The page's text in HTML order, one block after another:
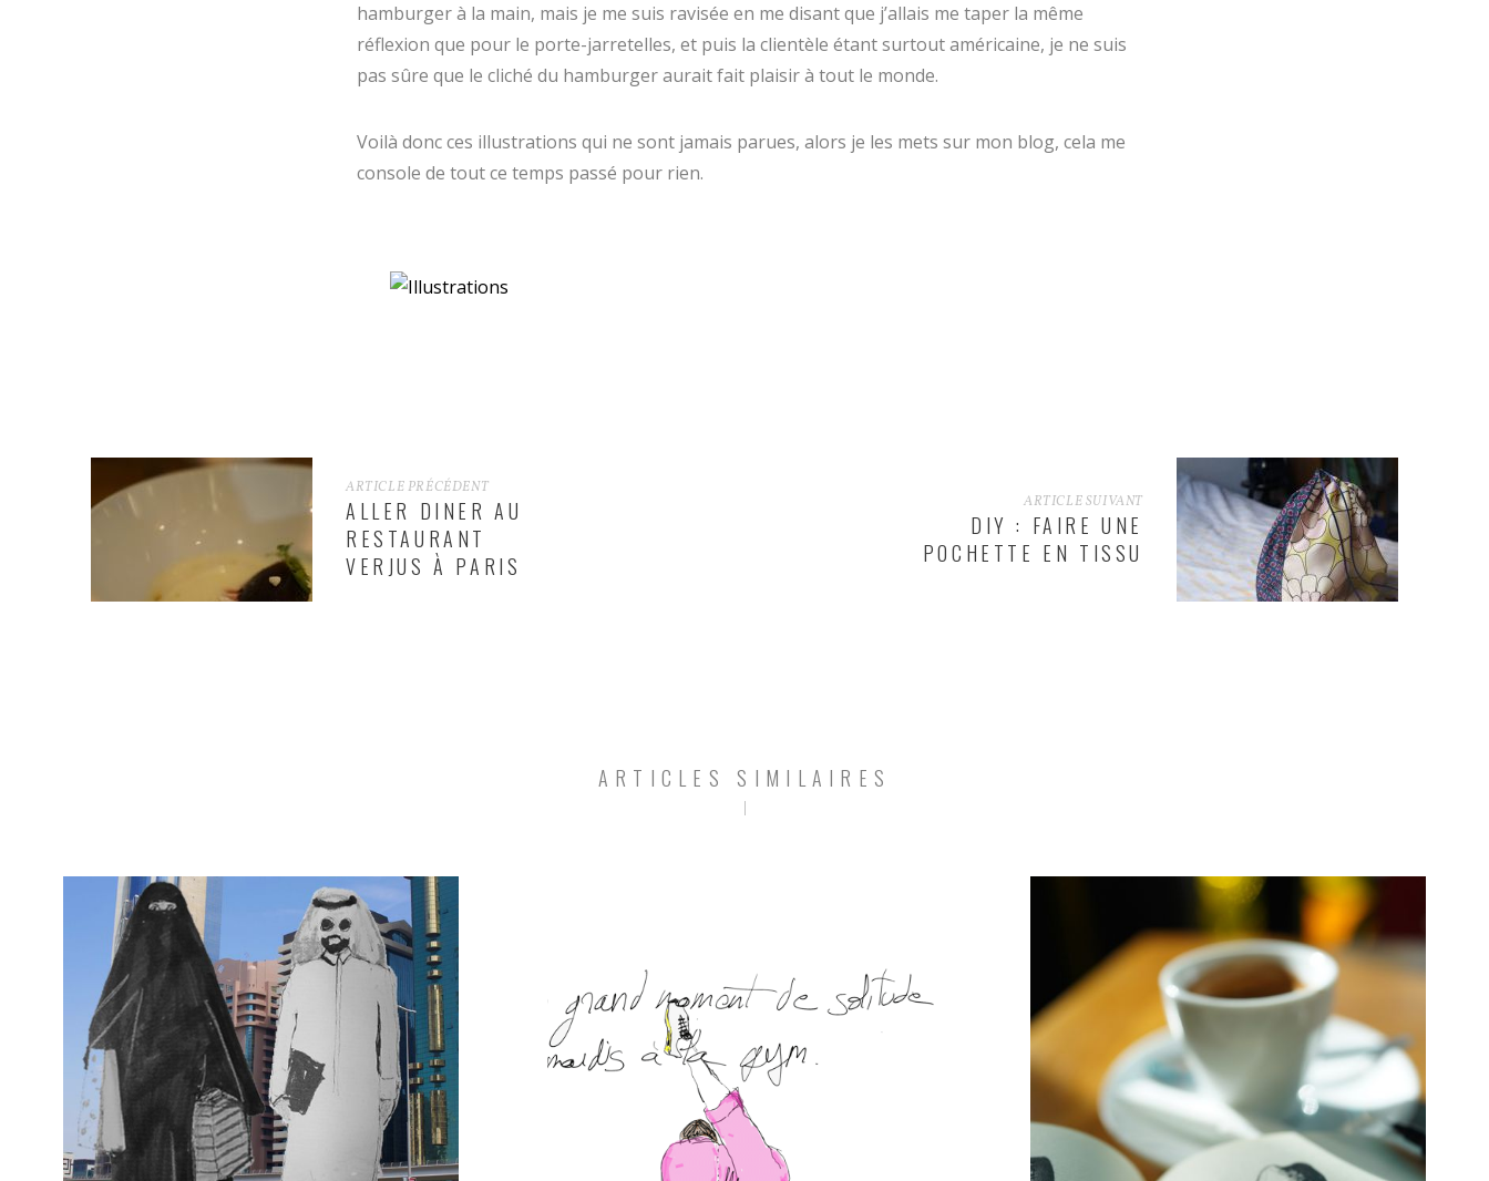
hamburger à la main, mais je me suis ravisée en me disant que j’allais me taper la même
réflexion que pour le porte-jarretelles, et puis la clientèle étant surtout américaine, je ne suis
pas sûre que le cliché du hamburger aurait fait plaisir à tout le monde.
Voilà donc ces illustrations qui ne sont jamais parues, alors je les mets sur mon blog, cela me
console de tout ce temps passé pour rien.
ARTICLE PRÉCÉDENT
ALLER DINER AU
RESTAURANT
VERJUS À PARIS
ARTICLE SUIVANT
DIY : FAIRE UNE
POCHETTE EN TISSU
ARTICLES SIMILAIRES